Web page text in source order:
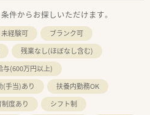
件からお探しいただけます。
未経験可
ブランク可
残業なし(ほぼなし含む)
与(600万円以上)
(手当)あり
扶養内勤務OK
度あり
シフト制